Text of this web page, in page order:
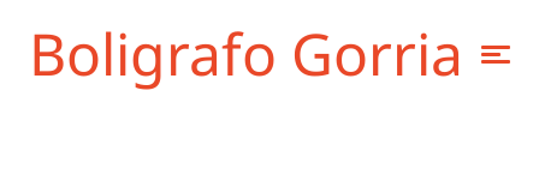
Boligrafo Gorria